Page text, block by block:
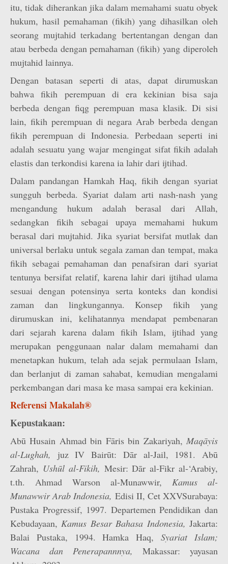
itu, tidak diherankan jika dalam memahami suatu obyek
hukum, hasil pemahaman (fikih) yang dihasilkan oleh
seorang mujtahid terkadang bertentangan dengan dan
atau berbeda dengan pemahaman (fikih) yang diperoleh
mujtahid lainnya.
Dengan batasan seperti di atas, dapat dirumuskan
bahwa fikih perempuan di era kekinian bisa saja
berbeda dengan fiqg perempuan masa klasik. Di sisi
lain, fikih perempuan di negara Arab berbeda dengan
fikih perempuan di Indonesia. Perbedaan seperti ini
adalah sesuatu yang wajar mengingat sifat fikih adalah
elastis dan terkondisi karena ia lahir dari ijtihad.
Dalam pandangan Hamkah Haq, fikih dengan syariat
sungguh berbeda. Syariat dalam arti nash-nash yang
mengandung hukum adalah berasal dari Allah,
sedangkan fikih sebagai upaya memahami hukum
berasal dari mujtahid. Jika syariat bersifat mutlak dan
universal berlaku untuk segala zaman dan tempat, maka
fikih sebagai pemahaman dan penafsiran dari syariat
tentunya bersifat relatif, karena lahir dari ijtihad ulama
sesuai dengan potensinya serta konteks dan kondisi
zaman dan lingkungannya. Konsep fikih yang
dirumuskan ini, kelihatannya mendapat pembenaran
dari sejarah karena dalam fikih Islam, ijtihad yang
merupakan penggunaan nalar dalam memahami dan
menetapkan hukum, telah ada sejak permulaan Islam,
dan berlanjut di zaman sahabat, kemudian mengalami
perkembangan dari masa ke masa sampai era kekinian.
Referensi Makalah®
Kepustakaan:
Abū Husain Ahmad bin Fāris bin Zakariyah, Maqāyis
al-Lughah, juz IV Bairūt: Dār al-Jail, 1981. Abū
Zahrah, Ushūl al-Fikih, Mesir: Dār al-Fikr al-‘Arabiy,
t.th. Ahmad Warson al-Munawwir, Kamus al-
Munawwir Arab Indonesia, Edisi II, Cet XXVSurabaya:
Pustaka Progressif, 1997. Departemen Pendidikan dan
Kebudayaan,Kamus Besar Bahasa Indonesia,Jakarta:
Balai Pustaka, 1994. Hamka Haq,Syariat Islam;
Wacana dan Penerapannnya, Makassar: yayasan